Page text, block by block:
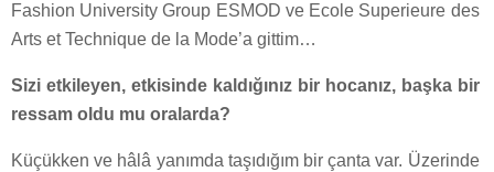
Fashion University Group ESMOD ve Ecole Superieure des
Arts et Technique de la Mode’a gittim…
Sizi etkileyen, etkisinde kaldığınız bir hocanız, başka bir
ressam oldu mu oralarda?
Küçükken ve hâlâ yanımda taşıdığım bir çanta var. Üzerinde